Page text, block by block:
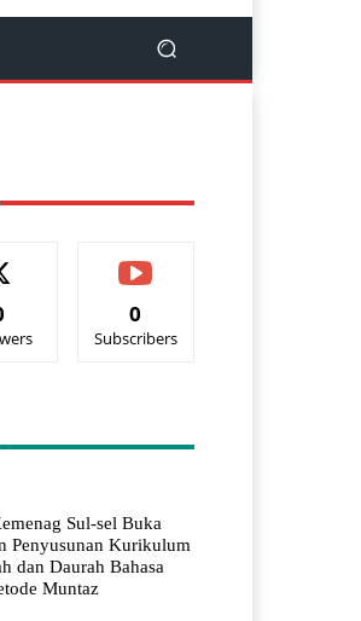
0
Subscribers
Sul-sel Buka
Penyusunan Kurikulum
dan Daurah Bahasa
Muntaz